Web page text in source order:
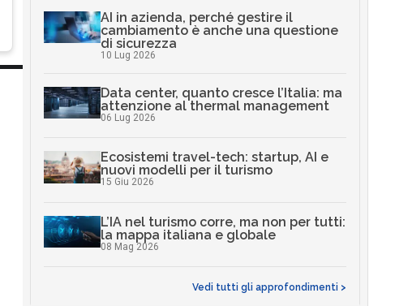
AI in azienda, perché gestire il
cambiamento è anche una questione
di sicurezza
10 Lug 2026
Data center, quanto cresce l’Italia: ma
attenzione al thermal management
06 Lug 2026
Ecosistemi travel-tech: startup, AI e
nuovi modelli per il turismo
15 Giu 2026
L’IA nel turismo corre, ma non per tutti:
la mappa italiana e globale
08 Mag 2026
Vedi tutti gli approfondimenti >